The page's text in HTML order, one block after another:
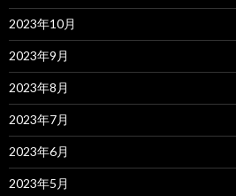
2023年10月
2023年9月
2023年8月
2023年7月
2023年6月
2023年5月